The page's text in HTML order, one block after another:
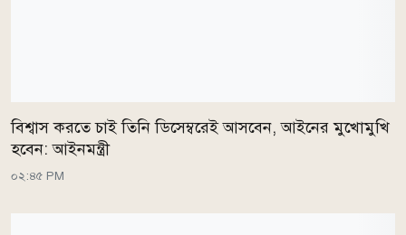
বিশ্বাস করতে চাই তিনি ডিসেম্বরেই আসবেন, আইনের মুখোমুখি
হবেন: আইনমন্ত্রী
০২:৪৫ PM